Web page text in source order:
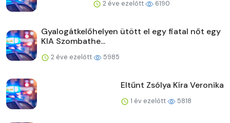
2 éve ezelőtt 6190
Gyalogátkelőhelyen ütött el egy fiatal nőt egy
KIA Szombathe...
2 éve ezelőtt 5985
Eltűnt Zsólya Kíra Veronika
1 év ezelőtt 5818